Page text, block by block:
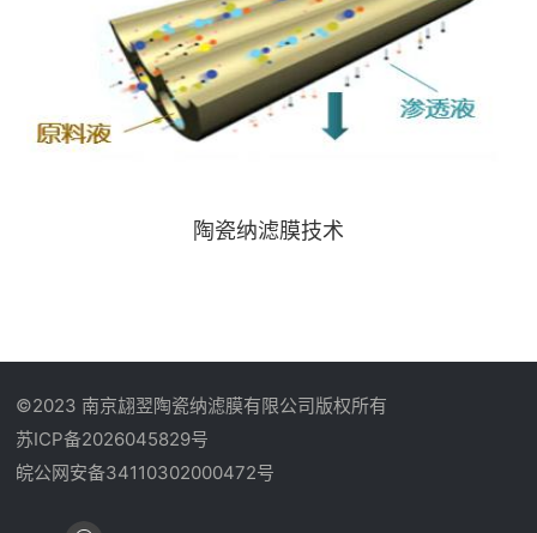
陶瓷纳滤膜技术
©2023 南京翃翌陶瓷纳滤膜有限公司版权所有
苏ICP备2026045829号
皖公网安备34110302000472号